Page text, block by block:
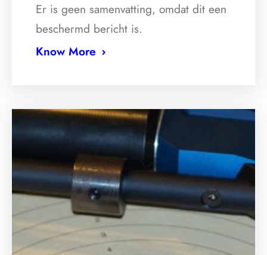
Er is geen samenvatting, omdat dit een
beschermd bericht is.
Know More